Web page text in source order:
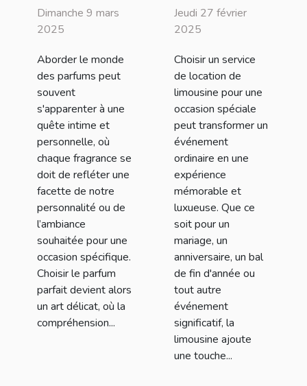
parfum parfait
pour chaque
Dimanche 9 mars
2025
Aborder le monde
des parfums peut
souvent
s'apparenter à une
quête intime et
personnelle, où
chaque fragrance se
doit de refléter une
facette de notre
personnalité ou de
l’ambiance
souhaitée pour une
occasion spécifique.
Choisir le parfum
parfait devient alors
un art délicat, où la
compréhension...
service de
location de
un événement
spécial
Jeudi 27 février
2025
Choisir un service
de location de
limousine pour une
occasion spéciale
peut transformer un
événement
ordinaire en une
expérience
mémorable et
luxueuse. Que ce
soit pour un
mariage, un
anniversaire, un bal
de fin d'année ou
tout autre
événement
significatif, la
limousine ajoute
une touche...